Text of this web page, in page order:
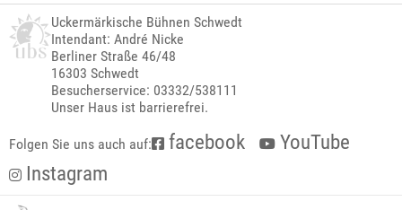
Uckermärkische Bühnen Schwedt
Intendant: André Nicke
Berliner Straße 46/48
16303 Schwedt
Besucherservice: 03332/538111
Unser Haus ist barrierefrei.
Folgen Sie uns auch auf: facebook
YouTube
Instagram